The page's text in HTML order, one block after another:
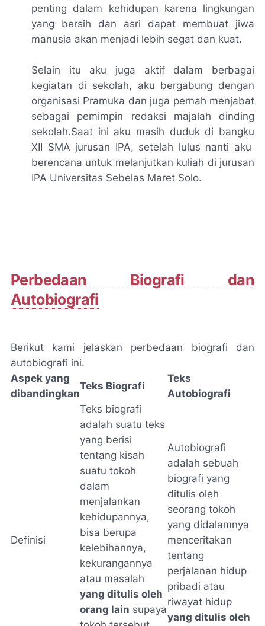
penting dalam kehidupan karena lingkungan
yang bersih dan asri dapat membuat jiwa
manusia akan menjadi lebih segat dan kuat.
Selain itu aku juga aktif dalam berbagai
kegiatan di sekolah, aku bergabung dengan
organisasi Pramuka dan juga pernah menjabat
sebagai pemimpin redaksi majalah dinding
sekolah.Saat ini aku masih duduk di bangku
XII SMA jurusan IPA, setelah lulus nanti aku
berencana untuk melanjutkan kuliah di jurusan
IPA Universitas Sebelas Maret Solo.
Perbedaan Biografi dan
Autobiografi
Berikut kami jelaskan perbedaan biografi dan
autobiografi ini.
Aspek yang
dibandingkan
Teks Biografi
Teks
Autobiografi
Definisi
Teks biografi
adalah suatu teks
yang berisi
tentang kisah
suatu tokoh
dalam
menjalankan
kehidupannya,
bisa berupa
kelebihannya,
kekurangannya
atau masalah
yang ditulis oleh
orang lain supaya
Autobiografi
adalah sebuah
biografi yang
ditulis oleh
seorang tokoh
yang didalamnya
menceritakan
tentang
perjalanan hidup
pribadi atau
riwayat hidup
yang ditulis oleh